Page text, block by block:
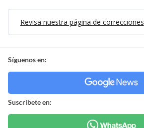
Revisa nuestra página de correcciones
Síguenos en:
Suscríbete en: